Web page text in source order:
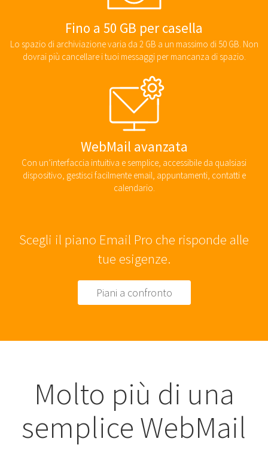
Fino a 50 GB per casella
Lo spazio di archiviazione varia da 2 GB a un massimo di 50 GB. Non
dovrai più cancellare i tuoi messaggi per mancanza di spazio.
WebMail avanzata
Con un’interfaccia intuitiva e semplice, accessibile da qualsiasi
dispositivo, gestisci facilmente email, appuntamenti, contatti e
calendario.
Scegli il piano Email Pro che risponde alle
tue esigenze.
Piani a confronto
Molto più di una
semplice WebMail